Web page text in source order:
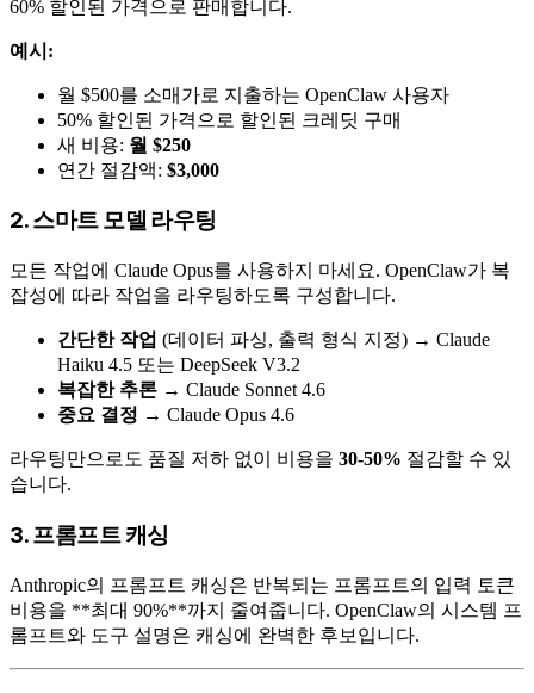
60% 할인된 가격으로 판매합니다.
예시:
월 $500를 소매가로 지출하는 OpenClaw 사용자
50% 할인된 가격으로 할인된 크레딧 구매
새 비용: 월 $250
연간 절감액: $3,000
2. 스마트 모델 라우팅
모든 작업에 Claude Opus를 사용하지 마세요. OpenClaw가 복
잡성에 따라 작업을 라우팅하도록 구성합니다.
간단한 작업 (데이터 파싱, 출력 형식 지정) → Claude
Haiku 4.5 또는 DeepSeek V3.2
복잡한 추론 → Claude Sonnet 4.6
중요 결정 → Claude Opus 4.6
라우팅만으로도 품질 저하 없이 비용을 30-50% 절감할 수 있
습니다.
3. 프롬프트 캐싱
Anthropic의 프롬프트 캐싱은 반복되는 프롬프트의 입력 토큰
비용을 **최대 90%**까지 줄여줍니다. OpenClaw의 시스템 프
롬프트와 도구 설명은 캐싱에 완벽한 후보입니다.